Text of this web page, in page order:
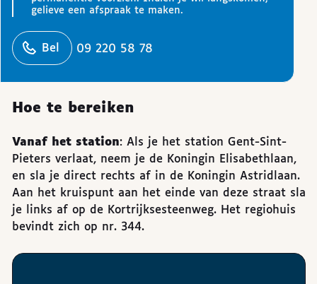
gelieve een afspraak te maken.
Bel ons09 220 58 78
Hoe te bereiken
Vanaf het station: Als je het station Gent-Sint-
Pieters verlaat, neem je de Koningin Elisabethlaan,
en sla je direct rechts af in de Koningin Astridlaan.
Aan het kruispunt aan het einde van deze straat sla
je links af op de Kortrijksesteenweg. Het regiohuis
bevindt zich op nr. 344.